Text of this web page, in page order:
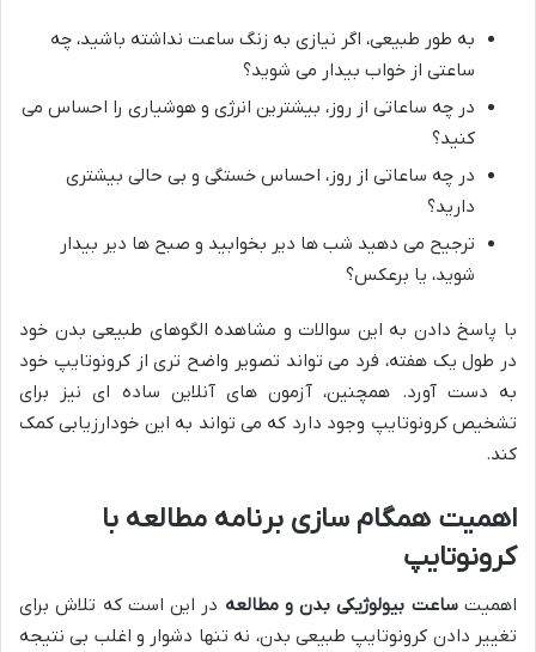
به طور طبیعی، اگر نیازی به زنگ ساعت نداشته باشید، چه
ساعتی از خواب بیدار می شوید؟
در چه ساعاتی از روز، بیشترین انرژی و هوشیاری را احساس می
کنید؟
در چه ساعاتی از روز، احساس خستگی و بی حالی بیشتری
دارید؟
ترجیح می دهید شب ها دیر بخوابید و صبح ها دیر بیدار
شوید، یا برعکس؟
با پاسخ دادن به این سوالات و مشاهده الگوهای طبیعی بدن خود
در طول یک هفته، فرد می تواند تصویر واضح تری از کرونوتایپ خود
به دست آورد. همچنین، آزمون های آنلاین ساده ای نیز برای
تشخیص کرونوتایپ وجود دارد که می تواند به این خودارزیابی کمک
کند.
اهمیت همگام سازی برنامه مطالعه با
کرونوتایپ
اهمیتساعت بیولوژیکی بدن و مطالعه در این است که تلاش برای
تغییر دادن کرونوتایپ طبیعی بدن، نه تنها دشوار و اغلب بی نتیجه